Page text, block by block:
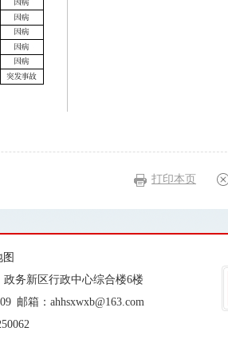
打印本页
政务新区行政中心综合楼6楼
邮箱：ahhsxwxb@163.com